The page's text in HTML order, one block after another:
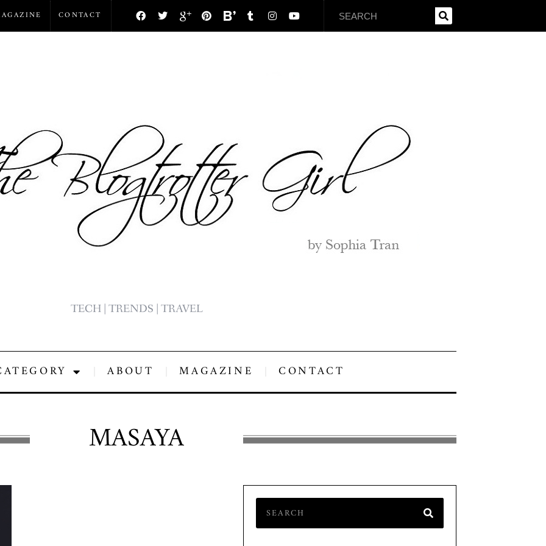
CONTACT
TECH | TRENDS | TRAVEL
ABOUT MAGAZINE CONTACT
MASAYA